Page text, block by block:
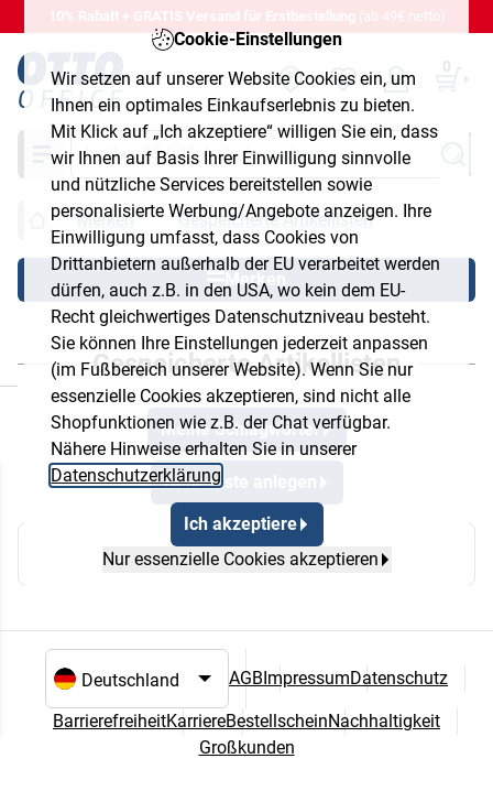
Cookie-Einstellungen
Wir setzen auf unserer Website Cookies ein, um
Ihnen ein optimales Einkaufserlebnis zu bieten.
Mit Klick auf „Ich akzeptiere“ willigen Sie ein, dass
wir Ihnen auf Basis Ihrer Einwilligung sinnvolle
und nützliche Services bereitstellen sowie
personalisierte Werbung/Angebote anzeigen. Ihre
Einwilligung umfasst, dass Cookies von
Drittanbietern außerhalb der EU verarbeitet werden
dürfen, auch z.B. in den USA, wo kein dem EU-
Recht gleichwertiges Datenschutzniveau besteht.
Sie können Ihre Einstellungen jederzeit anpassen
(im Fußbereich unserer Website). Wenn Sie nur
essenzielle Cookies akzeptieren, sind nicht alle
Shopfunktionen wie z.B. der Chat verfügbar.
Nähere Hinweise erhalten Sie in unserer
Datenschutzerklärung
Ich akzeptiere
Nur essenzielle Cookies akzeptieren
10% Rabatt + GRATIS Versand für Erstbestellung (ab 49€ netto)
0
Suche
Merken Gespeicherte Artikellisten
Merken
Gespeicherte Artikellisten
Meine Schlagwörter
Neue Liste anlegen
Keine Artikellisten gespeichert
Sprach- und Landesauswahl
AGBImpressumDatenschutz
BarrierefreiheitKarriereBestellscheinNachhaltigkeit
Großkunden